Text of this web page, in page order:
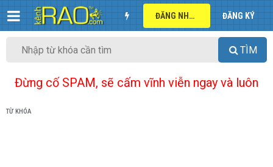
ĐĂNG NHẬP ĐĂNG KÝ
TÌM
Đừng cố SPAM, sẽ cấm vĩnh viễn ngay và luôn
TỪ KHÓA